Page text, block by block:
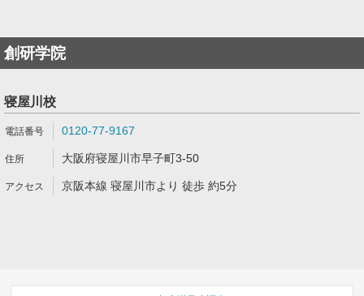
創研学院
寝屋川校
0120-77-9167
大阪府寝屋川市早子町3-50
京阪本線 寝屋川市より 徒歩 約5分